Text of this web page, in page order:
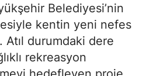
Belediyesi’nin
kentin yeni nefes
durumdaki dere
rekreasyon